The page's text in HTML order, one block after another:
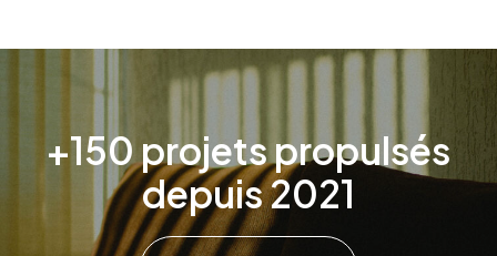
+150 projets propulsés
depuis 2021